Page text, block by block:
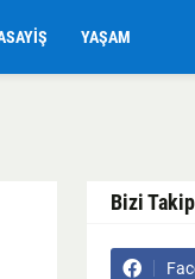
YAŞAM
Bizi